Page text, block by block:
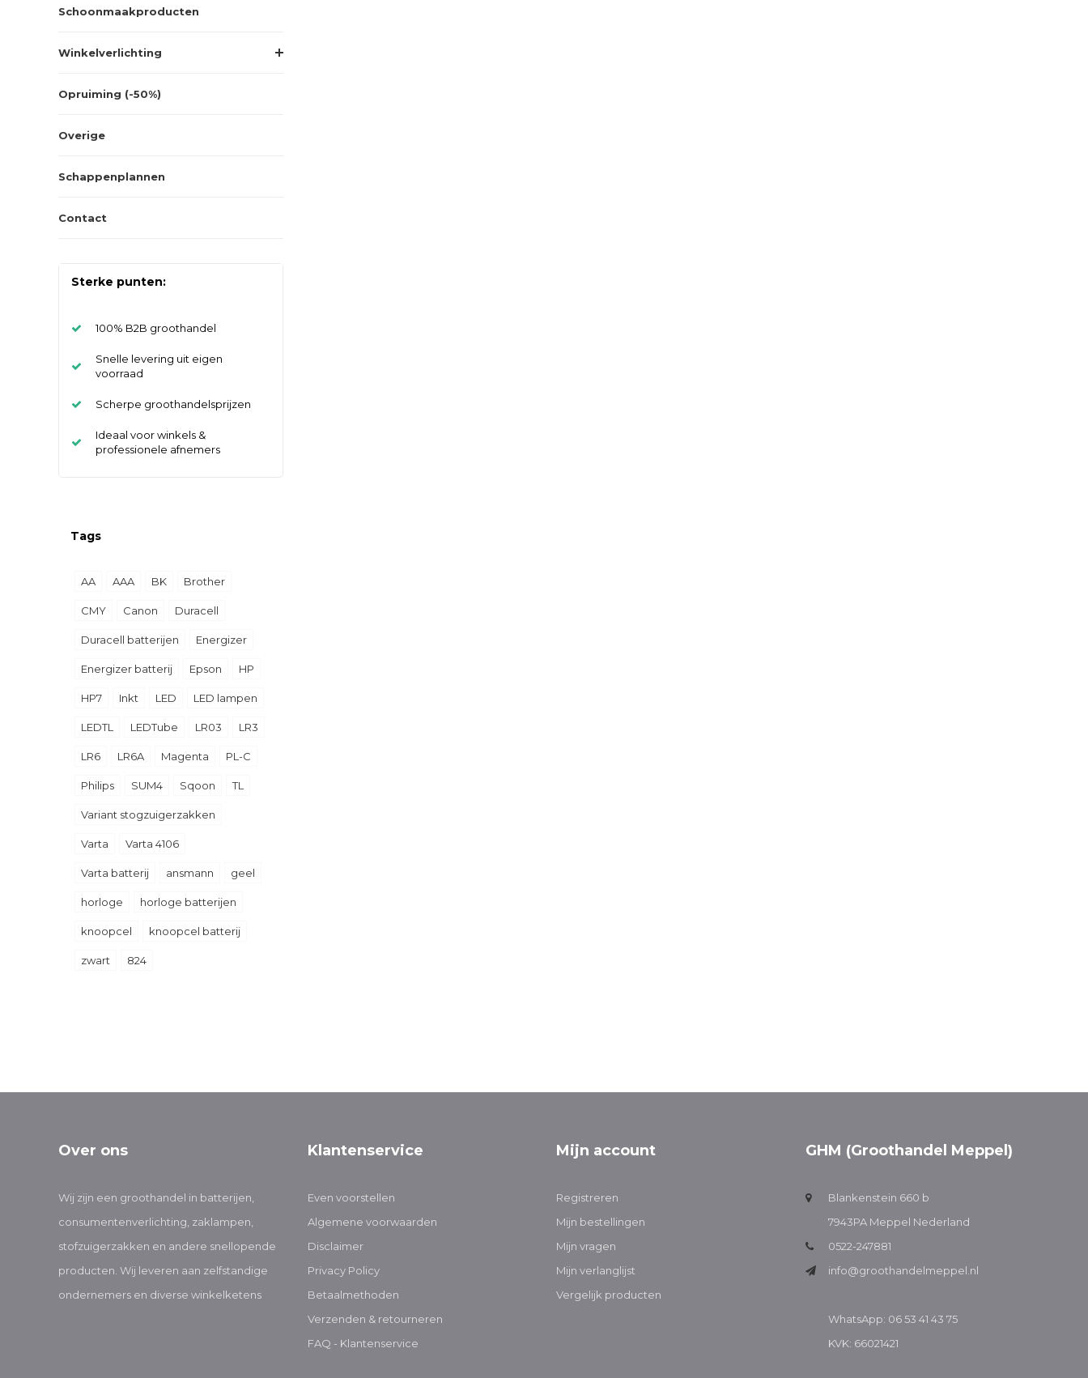
Schoonmaakproducten
Winkelverlichting
Opruiming (-50%)
Overige
Schappenplannen
Contact
Sterke punten:
100% B2B groothandel
Snelle levering uit eigen
voorraad
Scherpe groothandelsprijzen
Ideaal voor winkels &
professionele afnemers
Tags
AA AAA BK Brother
CMY Canon Duracell
Duracell batterijen Energizer
Energizer batterij Epson HP
HP7 Inkt LED LED lampen
LEDTL LEDTube LR03 LR3
LR6 LR6A Magenta PL-C
Philips SUM4 Sqoon TL
Variant stogzuigerzakken
Varta Varta 4106
Varta batterij ansmann geel
horloge horloge batterijen
knoopcel knoopcel batterij
zwart 824
Over ons
Wij zijn een groothandel in batterijen,
consumentenverlichting, zaklampen,
stofzuigerzakken en andere snellopende
producten. Wij leveren aan zelfstandige
ondernemers en diverse winkelketens
Klantenservice
Even voorstellen
Algemene voorwaarden
Disclaimer
Privacy Policy
Betaalmethoden
Verzenden & retourneren
FAQ - Klantenservice
Mijn account
Registreren
Mijn bestellingen
Mijn vragen
Mijn verlanglijst
Vergelijk producten
GHM (Groothandel Meppel)
Blankenstein 660 b
7943PA Meppel Nederland
0522-247881
info@groothandelmeppel.nl
WhatsApp: 06 53 41 43 75
KVK: 66021421